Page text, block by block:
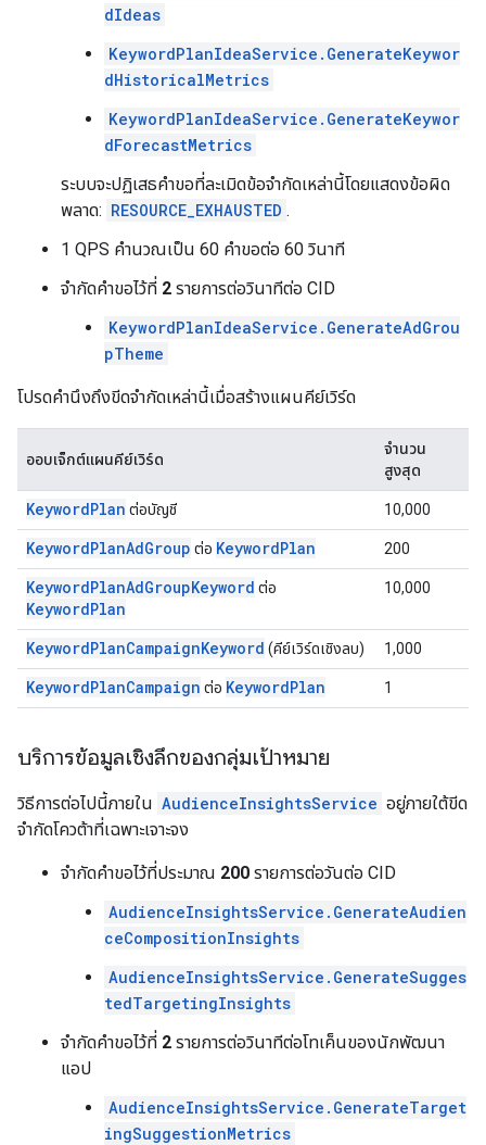
dIdeas
KeywordPlanIdeaService.GenerateKeywor
dHistoricalMetrics
KeywordPlanIdeaService.GenerateKeywor
dForecastMetrics
ระบบจะปฏิเสธคำขอที่ละเมิดข้อจำกัดเหล่านี้โดยแสดงข้อผิด
พลาด: RESOURCE_EXHAUSTED .
1 QPS คำนวณเป็น 60 คำขอต่อ 60 วินาที
จำกัดคำขอไว้ที่ 2 รายการต่อวินาทีต่อ CID
KeywordPlanIdeaService.GenerateAdGrou
pTheme
โปรดคำนึงถึงขีดจำกัดเหล่านี้เมื่อสร้างแผนคีย์เวิร์ด
ออบเจ็กต์แผนคีย์เวิร์ด
จำนวน
สูงสุด
KeywordPlan ต่อบัญชี 10,000
KeywordPlanAdGroup ต่อ KeywordPlan 200
KeywordPlanAdGroupKeyword ต่อ
KeywordPlan
10,000
KeywordPlanCampaignKeyword (คีย์เวิร์ดเชิงลบ) 1,000
KeywordPlanCampaign ต่อ KeywordPlan 1
บริการข้อมูลเชิงลึกของกลุ่มเป้าหมาย
วิธีการต่อไปนี้ภายใน AudienceInsightsService อยู่ภายใต้ขีด
จำกัดโควต้าที่เฉพาะเจาะจง
จำกัดคำขอไว้ที่ประมาณ 200 รายการต่อวันต่อ CID
AudienceInsightsService.GenerateAudien
ceCompositionInsights
AudienceInsightsService.GenerateSugges
tedTargetingInsights
จำกัดคำขอไว้ที่ 2 รายการต่อวินาทีต่อโทเค็นของนักพัฒนา
แอป
AudienceInsightsService.GenerateTarget
ingSuggestionMetrics